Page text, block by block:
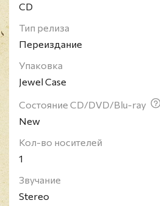
CD
Тип релиза
Переиздание
Упаковка
Jewel Case
Состояние CD/DVD/Blu-ray
New
Кол-во носителей
1
Звучание
Stereo